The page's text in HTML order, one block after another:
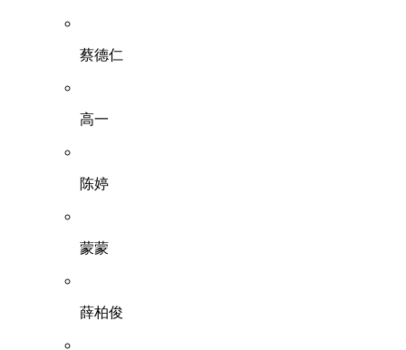
蔡德仁
高一
陈婷
蒙蒙
薛柏俊